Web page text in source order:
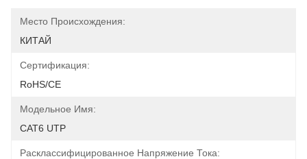
Место Происхождения:
КИТАЙ
Сертификация:
RoHS/CE
Модельное Имя:
CAT6 UTP
Расклассифицированное Напряжение Тока: